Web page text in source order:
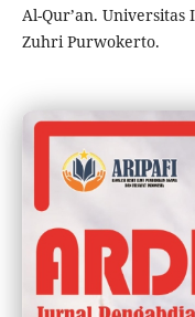
Al-Qur’an.
Zuhri Purwokerto.